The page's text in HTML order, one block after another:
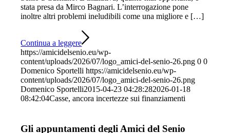
stata presa da Mirco Bagnari. L’interrogazione pone
inoltre altri problemi ineludibili come una migliore e […]
Continua a leggere
https://amicidelsenio.eu/wp-
content/uploads/2026/07/logo_amici-del-senio-26.png 0 0
Domenico Sportelli https://amicidelsenio.eu/wp-
content/uploads/2026/07/logo_amici-del-senio-26.png
Domenico Sportelli2015-04-23 04:28:282026-01-18
08:42:04Casse, ancora incertezze sui finanziamenti
Gli appuntamenti degli Amici del Senio